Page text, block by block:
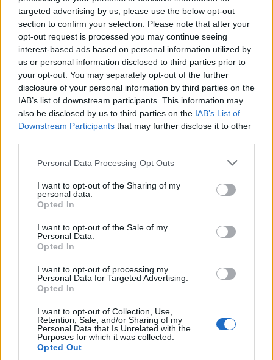
targeted advertising by us, please use the below opt-out
section to confirm your selection. Please note that after your
opt-out request is processed you may continue seeing
interest-based ads based on personal information utilized by
us or personal information disclosed to third parties prior to
your opt-out. You may separately opt-out of the further
disclosure of your personal information by third parties on the
IAB’s list of downstream participants. This information may
also be disclosed by us to third parties on the IAB’s List of
Downstream Participants that may further disclose it to other
Please note that this website/app uses one or more Google
not limited to your visit or usage behaviour. You may click to
grant or deny consent to Google and its third-party tags to
use your data for below specified purposes in below Google
consent section.
Personal Data Processing Opt Outs
I want to opt-out of the Sharing of my
personal data.
Opted In
I want to opt-out of the Sale of my
Personal Data.
Opted In
I want to opt-out of processing my
Personal Data for Targeted Advertising.
Opted In
I want to opt-out of Collection, Use,
Retention, Sale, and/or Sharing of my
Personal Data that Is Unrelated with the
Purposes for which it was collected.
Opted Out
Eszközzé Alakítja
Sok európai marketinges számára az adatvédelmi
szabályozás korlátnak tűnik. Egy tapasztalt,
Európában működő AI marketing ügynökség ezt
teljesen más megvilágításba helyezi.
A GDPR tudatosabbá és szelektívebbé tette az
európai fogyasztókat adataik felhasználásával
kapcsolatban. Azok a márkák, amelyek átláthatóak
élményeket nyújtanak tolakodás nélkül, olyan
— és egyre értékesebb.
marketing ügynökségek — saját adatstratégiák,
adatvédelmi analitika, hozzájáruláson alapuló
kerülik el. Olyan megbízható ügyfélkapcsolatokat
építenek, amelyek hosszú távú hűséget és
élettartamra vetített értéket generálnak. Egy olyan
világban, ahol a harmadik fél cookie-k eltűntek és az
adatszabályozás globálisan szigorodik, ez alapvető
versenyelőny.